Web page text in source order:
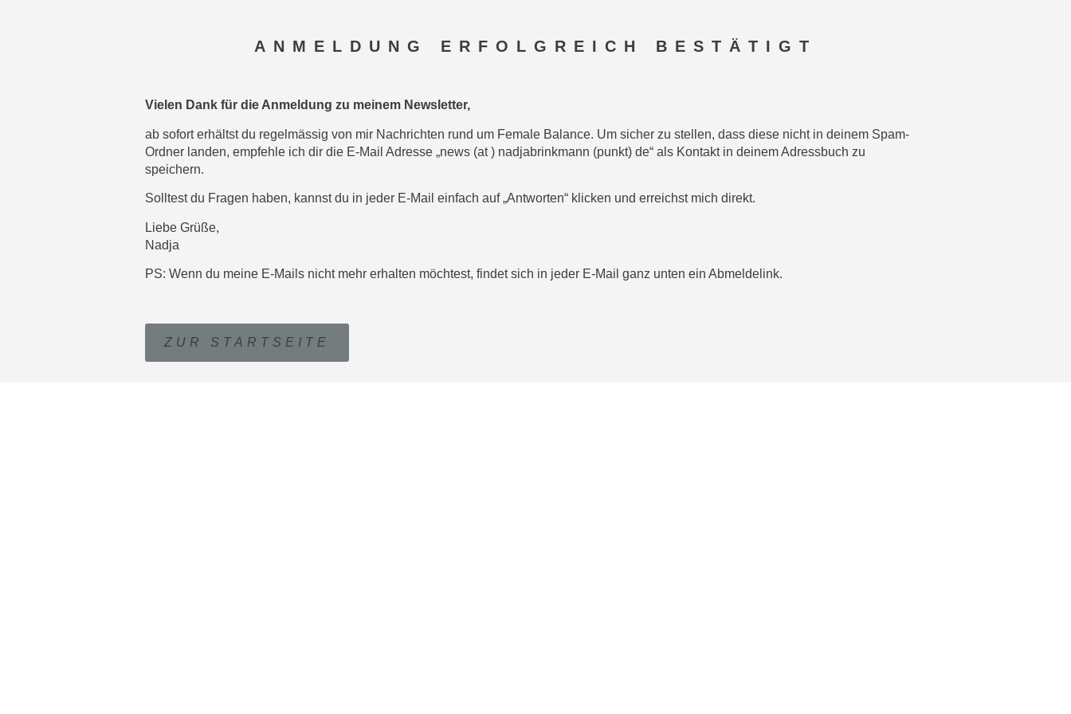
ANMELDUNG ERFOLGREICH BESTÄTIGT
Vielen Dank für die Anmeldung zu meinem Newsletter,
ab sofort erhältst du regelmässig von mir Nachrichten rund um Female Balance. Um sicher zu stellen, dass diese nicht in deinem Spam-
Ordner landen, empfehle ich dir die E-Mail Adresse „news (at ) nadjabrinkmann (punkt) de“ als Kontakt in deinem Adressbuch zu
speichern.
Solltest du Fragen haben, kannst du in jeder E-Mail einfach auf „Antworten“ klicken und erreichst mich direkt.
Liebe Grüße,
Nadja
PS: Wenn du meine E-Mails nicht mehr erhalten möchtest, findet sich in jeder E-Mail ganz unten ein Abmeldelink.
ZUR STARTSEITE